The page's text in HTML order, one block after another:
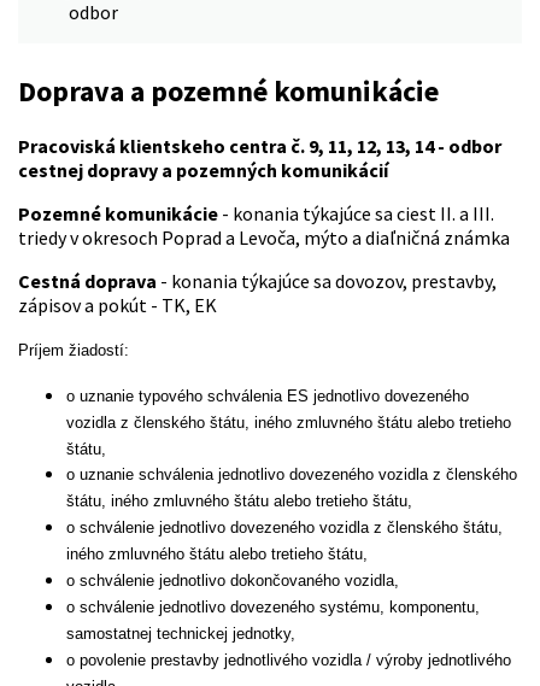
odbor
Doprava a pozemné komunikácie
Pracoviská klientskeho centra č. 9, 11, 12, 13, 14 - odbor
cestnej dopravy a pozemných komunikácií
Pozemné komunikácie - konania týkajúce sa ciest II. a III.
triedy v okresoch Poprad a Levoča, mýto a diaľničná známka
Cestná doprava - konania týkajúce sa dovozov, prestavby,
zápisov a pokút - TK, EK
Príjem žiadostí:
o uznanie typového schválenia ES jednotlivo dovezeného
vozidla z členského štátu, iného zmluvného štátu alebo tretieho
štátu,
o uznanie schválenia jednotlivo dovezeného vozidla z členského
štátu, iného zmluvného štátu alebo tretieho štátu,
o schválenie jednotlivo dovezeného vozidla z členského štátu,
iného zmluvného štátu alebo tretieho štátu,
o schválenie jednotlivo dokončovaného vozidla,
o schválenie jednotlivo dovezeného systému, komponentu,
samostatnej technickej jednotky,
o povolenie prestavby jednotlivého vozidla / výroby jednotlivého